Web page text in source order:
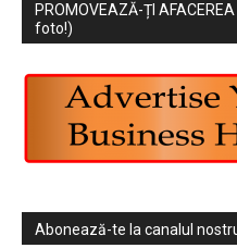
PROMOVEAZĂ-ȚI
foto!)
Abonează-te la canalul